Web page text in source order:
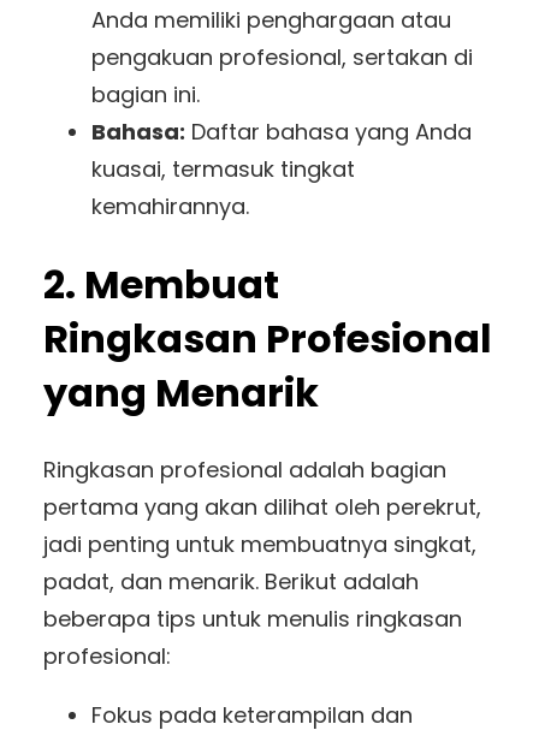
Anda memiliki penghargaan atau
pengakuan profesional, sertakan di
bagian ini.
Bahasa: Daftar bahasa yang Anda
kuasai, termasuk tingkat
kemahirannya.
2. Membuat
Ringkasan Profesional
yang Menarik
Ringkasan profesional adalah bagian
pertama yang akan dilihat oleh perekrut,
jadi penting untuk membuatnya singkat,
padat, dan menarik. Berikut adalah
beberapa tips untuk menulis ringkasan
profesional:
Fokus pada keterampilan dan